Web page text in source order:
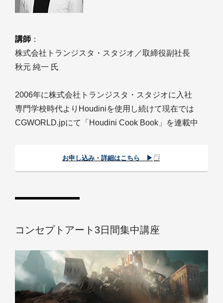
講師 ：
株式会社トランジスタ・スタジオ／取締役副社長
秋元 純一 氏
2006年に株式会社トランジスタ・スタジオに入社
専門学校時代よりHoudiniを使用し続けて現在では
CGWORLD.jpにて「Houdini Cook Book」を連載中
お申し込み・詳細はこちら ▶︎
コンセプトアート3日間集中講座